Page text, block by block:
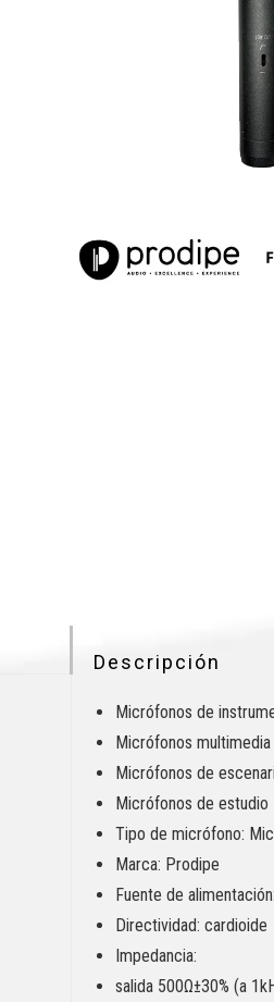
Descripción
Micrófonos de
Micrófonos
Micrófonos de
Micrófonos de estudio
Tipo de micrófono:
Marca: Prodipe
Fuente de
Directividad: cardioide
Impedancia:
salida 500Ω±30% (a